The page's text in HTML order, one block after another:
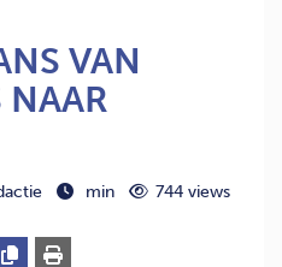
VAN
NAAR
min 744 views